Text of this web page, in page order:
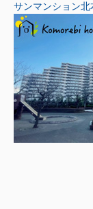
サンマンション北